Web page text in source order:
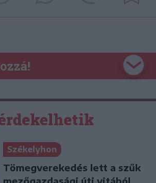
Székelyhon
Tömegverekedés lett a szűk
mezőgazdasági úti vitából